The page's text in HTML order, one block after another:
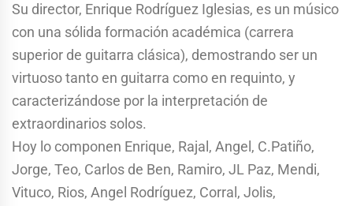
Su director, Enrique Rodríguez Iglesias, es un músico
con una sólida formación académica (carrera
superior de guitarra clásica), demostrando ser un
virtuoso tanto en guitarra como en requinto, y
caracterizándose por la interpretación de
extraordinarios solos.
Hoy lo componen Enrique, Rajal, Angel, C.Patiño,
Jorge, Teo, Carlos de Ben, Ramiro, JL Paz, Mendi,
Vituco, Rios, Angel Rodríguez, Corral, Jolis,